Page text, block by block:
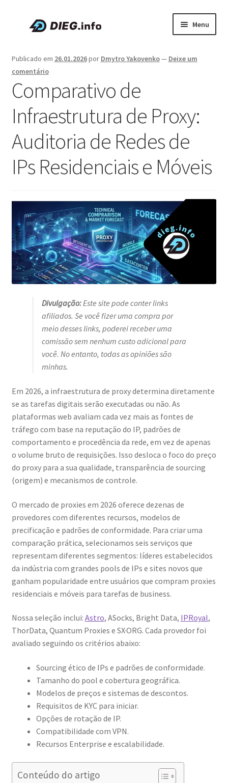
conteúdo
Menu
Sobre a DIEG
Cupons e Promoções
Português
Publicado em 26.01.2026por Dmytro Yakovenko— Deixe um
comentário
Comparativo de
Infraestrutura de Proxy:
Auditoria de Redes de
IPs Residenciais e Móveis
Divulgação:Este site pode conter links
afiliados. Se você fizer uma compra por
meio desses links, poderei receber uma
comissão sem nenhum custo adicional para
você. No entanto, todas as opiniões são
minhas.
Em 2026, a infraestrutura de proxy determina diretamente
se as tarefas digitais serão executadas ou não. As
plataformas web avaliam cada vez mais as fontes de
tráfego com base na reputação do IP, padrões de
comportamento e procedência da rede, em vez de apenas
o volume bruto de requisições. Isso desloca o foco do preço
do proxy para a sua qualidade, transparência de sourcing
(origem) e mecanismos de controle.
O mercado de proxies em 2026 oferece dezenas de
provedores com diferentes recursos, modelos de
precificação e padrões de conformidade. Para criar uma
comparação prática, selecionamos seis serviços que
representam diferentes segmentos: líderes estabelecidos
da indústria com grandes pools de IPs e sites novos que
ganham popularidade entre usuários que compram proxies
residenciais e móveis para tarefas de business.
Nossa seleção inclui: Astro, ASocks, Bright Data, IPRoyal,
ThorData, Quantum Proxies e SX·ORG. Cada provedor foi
avaliado seguindo os critérios abaixo:
Sourcing ético de IPs e padrões de conformidade.
Tamanho do pool e cobertura geográfica.
Modelos de preços e sistemas de descontos.
Requisitos de KYC para iniciar.
Opções de rotação de IP.
Compatibilidade com VPN.
Recursos Enterprise e escalabilidade.
Conteúdo do artigo